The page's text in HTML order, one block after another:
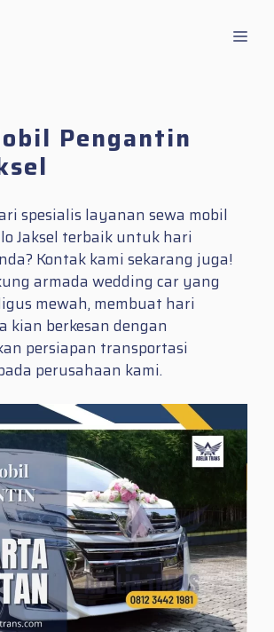
Pengantin
spesialis layanan sewa mobil
Jaksel terbaik untuk hari
Kontak kami sekarang juga!
armada wedding car yang
mewah, membuat hari
kian berkesan dengan
persiapan transportasi
perusahaan kami.